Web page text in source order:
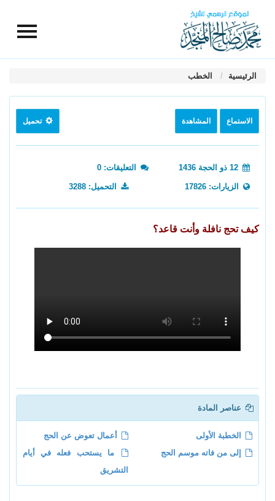
الرئيسية الخطب
الاستماع المشاهدة تحميل
التعليقات: 0
الزيارات: 17826 التحميل: 3288
كيف تحج نافلة وأنت قاعد؟
عناصر المادة
الخطبة الأولى
أعمال تعوض عن الحج
إلى من فاته موسم الحج
ما يستحب فعله في أيام
التشريق